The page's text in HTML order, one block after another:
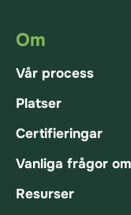
Om
Vår process
Platser
Certifieringar
Vanliga frågor om
Resurser